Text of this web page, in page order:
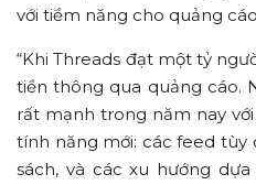
với tiềm năng cho quảng
“Khi Threads đạt một tỷ
tiền thông qua quảng cáo.
rất mạnh trong năm nay
tính năng mới: các feed tùy
sách, và các xu hướng